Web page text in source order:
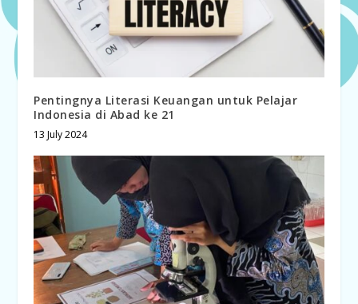
Pentingnya Literasi Keuangan untuk Pelajar
Indonesia di Abad ke 21
13 July 2024